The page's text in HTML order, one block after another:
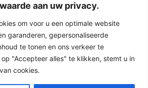
aan uw privacy.
om voor u een optimale website
garanderen, gepersonaliseerde
te tonen en ons verkeer te
op "Accepteer alles" te klikken, stemt u in
cookies.
Privacybeleid
Voorwaarden
, retour- en cookiebeleid